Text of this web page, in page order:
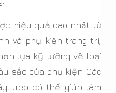
hiệu quả cao nhất từ
và phụ kiện trang trí,
lựa kỹ lưỡng về loại
sắc của phụ kiện. Các
treo có thể giúp làm